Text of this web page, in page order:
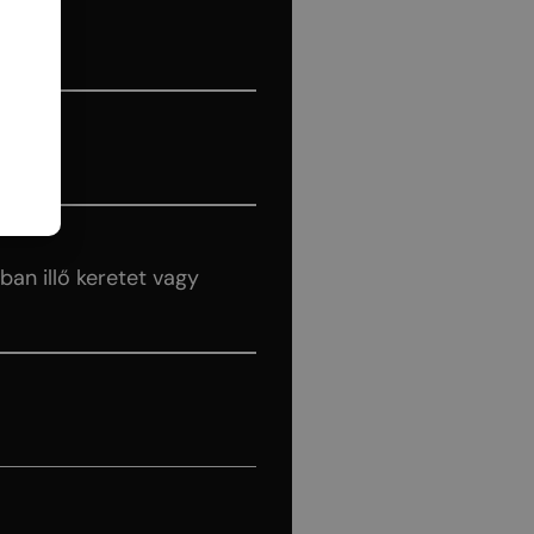
illő keretet vagy